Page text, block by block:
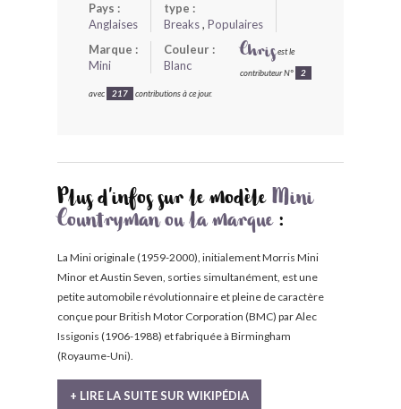
Pays :
Anglaises
type :
Breaks, Populaires
Marque :
Mini
Couleur :
Blanc
Chrisest le
contributeur N° 2
avec 217 contributions à ce jour.
Plus d'infos sur le modèle Mini
Countryman ou la marque:
La Mini originale (1959-2000), initialement Morris Mini
Minor et Austin Seven, sorties simultanément, est une
petite automobile révolutionnaire et pleine de caractère
conçue pour British Motor Corporation (BMC) par Alec
Issigonis (1906-1988) et fabriquée à Birmingham
(Royaume-Uni).
+ LIRE LA SUITE SUR WIKIPÉDIA